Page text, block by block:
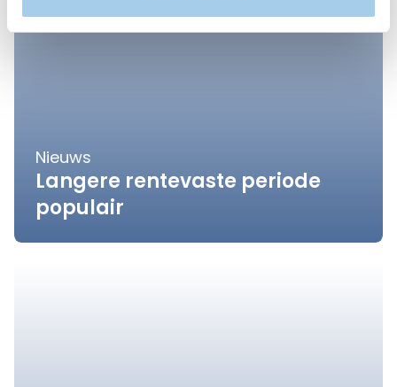
Nieuws
Langere rentevaste periode
populair